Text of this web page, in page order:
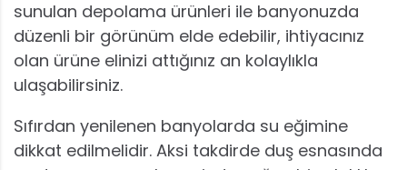
sunulan depolama ürünleri ile banyonuzda
düzenli bir görünüm elde edebilir, ihtiyacınız
olan ürüne elinizi attığınız an kolaylıkla
ulaşabilirsiniz.
Sıfırdan yenilenen banyolarda su eğimine
dikkat edilmelidir. Aksi takdirde duş esnasında